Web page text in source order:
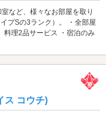
など、様々なお部屋を取り
プSの3ランク）。 ・全部屋
料理2品サービス ・宿泊のみ
ス コウチ)